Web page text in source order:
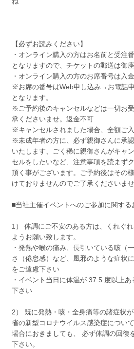
【必ずお読みください】
・オンライン購入の方はお名前と受注
となりますので、チケットの郵送は御座
・オンライン購入の方のお席番号は入
※お席の番号はWeb申し込み→お電話
となります。
※ご予約後のキャンセルなどは一切お
承くださいませ。返金不可
※キャンセルされました場合、全額ご入
※未成年者の方に、必ず親御さんに承
いたします、ごく稀に親御さんがキャ
セルをしたいなど、注意事項を読まず
頂く事がございます。ご予約後はその
けておりませんのでご了承くださいませ
■当社主催イベントへのご参加に関する
1） 体調にご不安のある方は、くれぐ
ようお願い致します。
・発熱や喉の痛み、長引いている咳（
さ（倦怠感）など、風邪のような症状
をご遠慮下さい
・イベント当日に体温が 37.5 度以上
下さい
2） 既に発熱・咳・全身痛等の諸症状
省の新型コロナウイルス感染症につい
場合におきましても、 必ず体調の回復
下さい。